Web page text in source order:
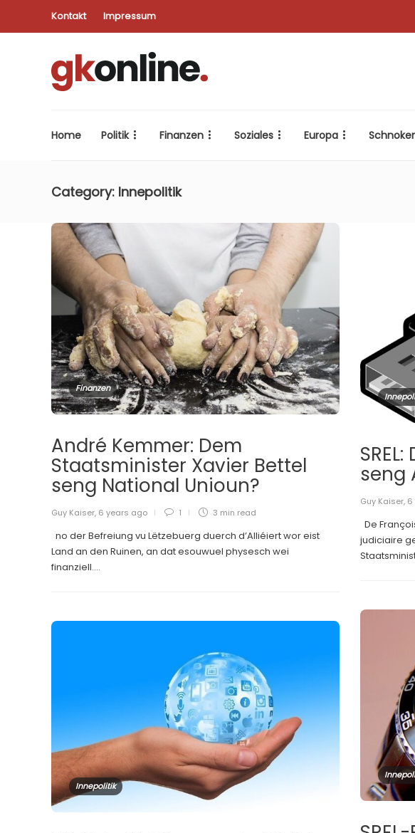
Kontakt Impressum
Home Politik Finanzen Soziales Europa
Category: Innepolitik
Finanzen
André Kemmer: Dem
Staatsminister Xavier Bettel
seng National Unioun?
Guy Kaiser, 6 years ago 1 3 min read
no der Befreiung vu Lëtzebuerg duerch d’Alliéiert wor eist
Land an den Ruinen, an dat esouwuel physesch wei
finanziell....
seng
Guy Kaiser, 6
De
judiciaire
Innepolitik